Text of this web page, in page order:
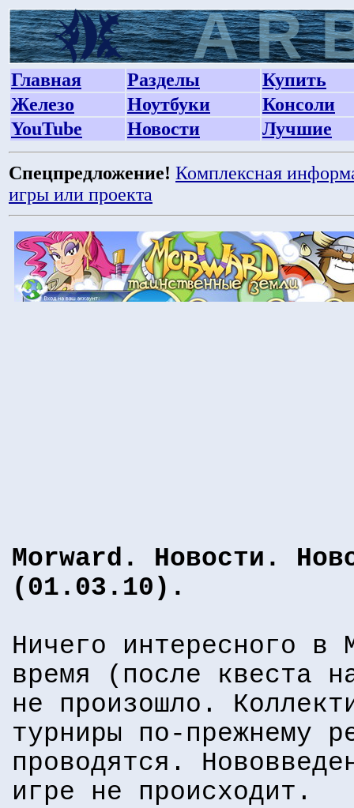
Главная Разделы
Купить
Железо
Ноутбуки
Консоли
YouTube
Новости Лучшие
Спецпредложение! Комплексная
игры или проекта
Morward. Новости.
(01.03.10).
Ничего интересного в
время (после квеста
не произошло.
турниры по-прежнему
проводятся.
игре не происходит.